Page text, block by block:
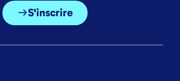
S'inscrire